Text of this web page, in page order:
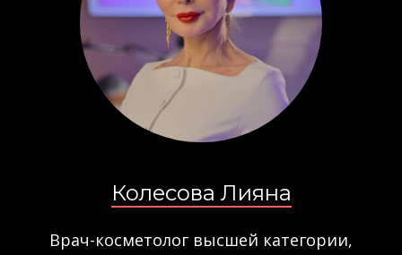
Колесова Лияна
Врач-косметолог высшей категории,